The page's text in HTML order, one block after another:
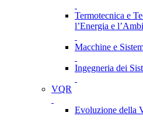
Termotecnica e
l’Energia e
Macchine e
Ingegneria dei
VQR
Evoluzione della